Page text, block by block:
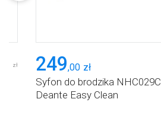
zł 249,00 zł
Syfon do brodzika NHC029C
Deante Easy Clean